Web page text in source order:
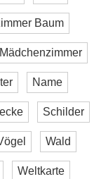
Baum
Mädchenzimmer
Name
Schilder
Wald
Weltkarte